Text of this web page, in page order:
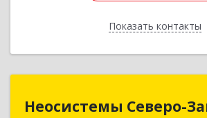
Показать контакты
Назад
Неосистемы Северо-